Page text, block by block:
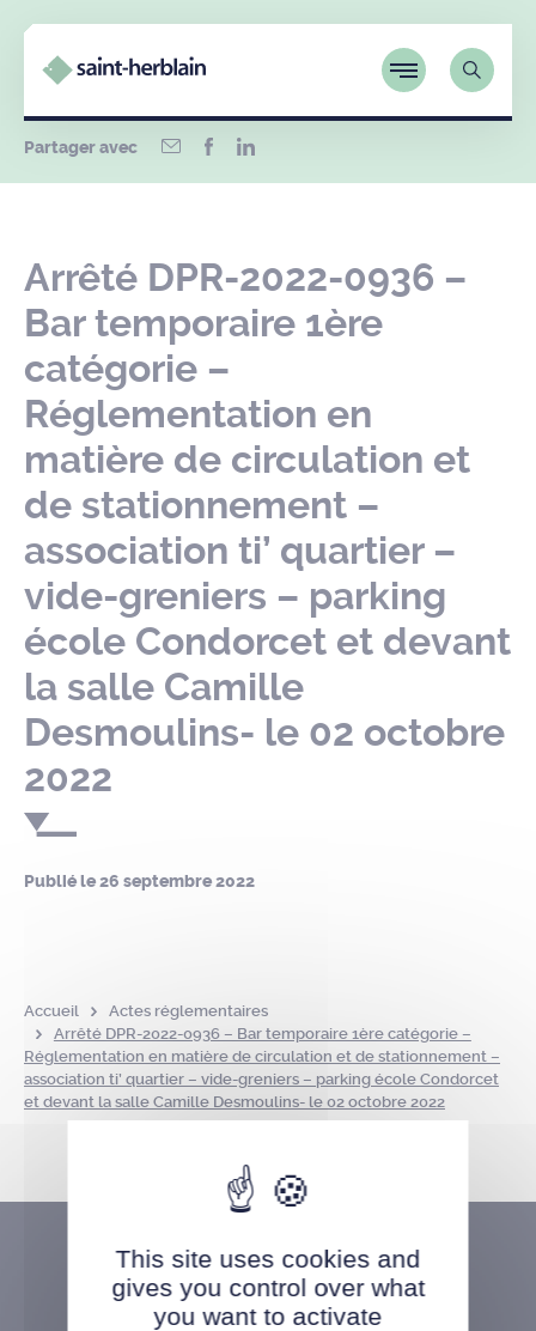
Partager avec
Arrêté DPR-2022-0936 –
Bar temporaire 1ère
catégorie –
Réglementation en
matière de circulation et
de stationnement –
association ti’ quartier –
vide-greniers – parking
école Condorcet et devant
la salle Camille
Desmoulins- le 02 octobre
2022
Publié le26 septembre 2022
Accueil
Actes réglementaires
Arrêté DPR-2022-0936 – Bar temporaire 1ère catégorie –
Réglementation en matière de circulation et de stationnement –
association ti’ quartier – vide-greniers – parking école Condorcet
et devant la salle Camille Desmoulins- le 02 octobre 2022
This site uses cookies and
gives you control over what
you want to activate